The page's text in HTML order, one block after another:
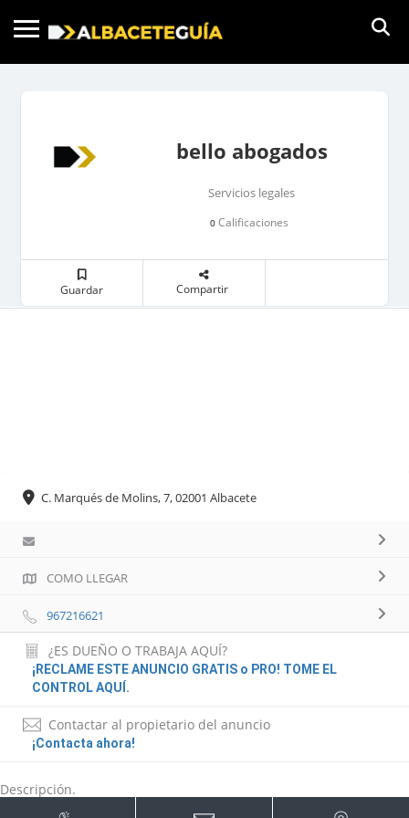
bello abogados
Servicios legales
0Calificaciones
Guardar Compartir
C. Marqués de Molins, 7, 02001 Albacete
COMO LLEGAR
967216621
¿ES DUEÑO O TRABAJA AQUÍ?
¡RECLAME ESTE ANUNCIO GRATIS o PRO! TOME EL
CONTROL AQUÍ.
Contactar al propietario del anuncio
¡Contacta ahora!
Descripción.